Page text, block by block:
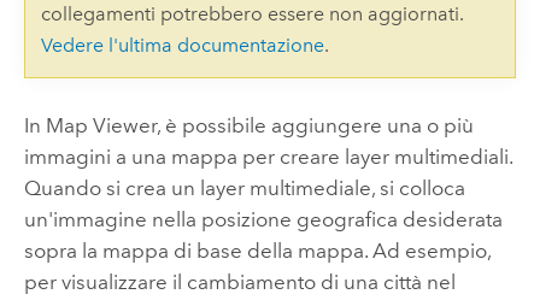
collegamenti potrebbero essere non aggiornati.
Vedere l'ultima documentazione.
In Map Viewer, è possibile aggiungere una o più
immagini a una mappa per creare layer multimediali.
Quando si crea un layer multimediale, si colloca
un'immagine nella posizione geografica desiderata
sopra la mappa di base della mappa. Ad esempio,
per visualizzare il cambiamento di una città nel